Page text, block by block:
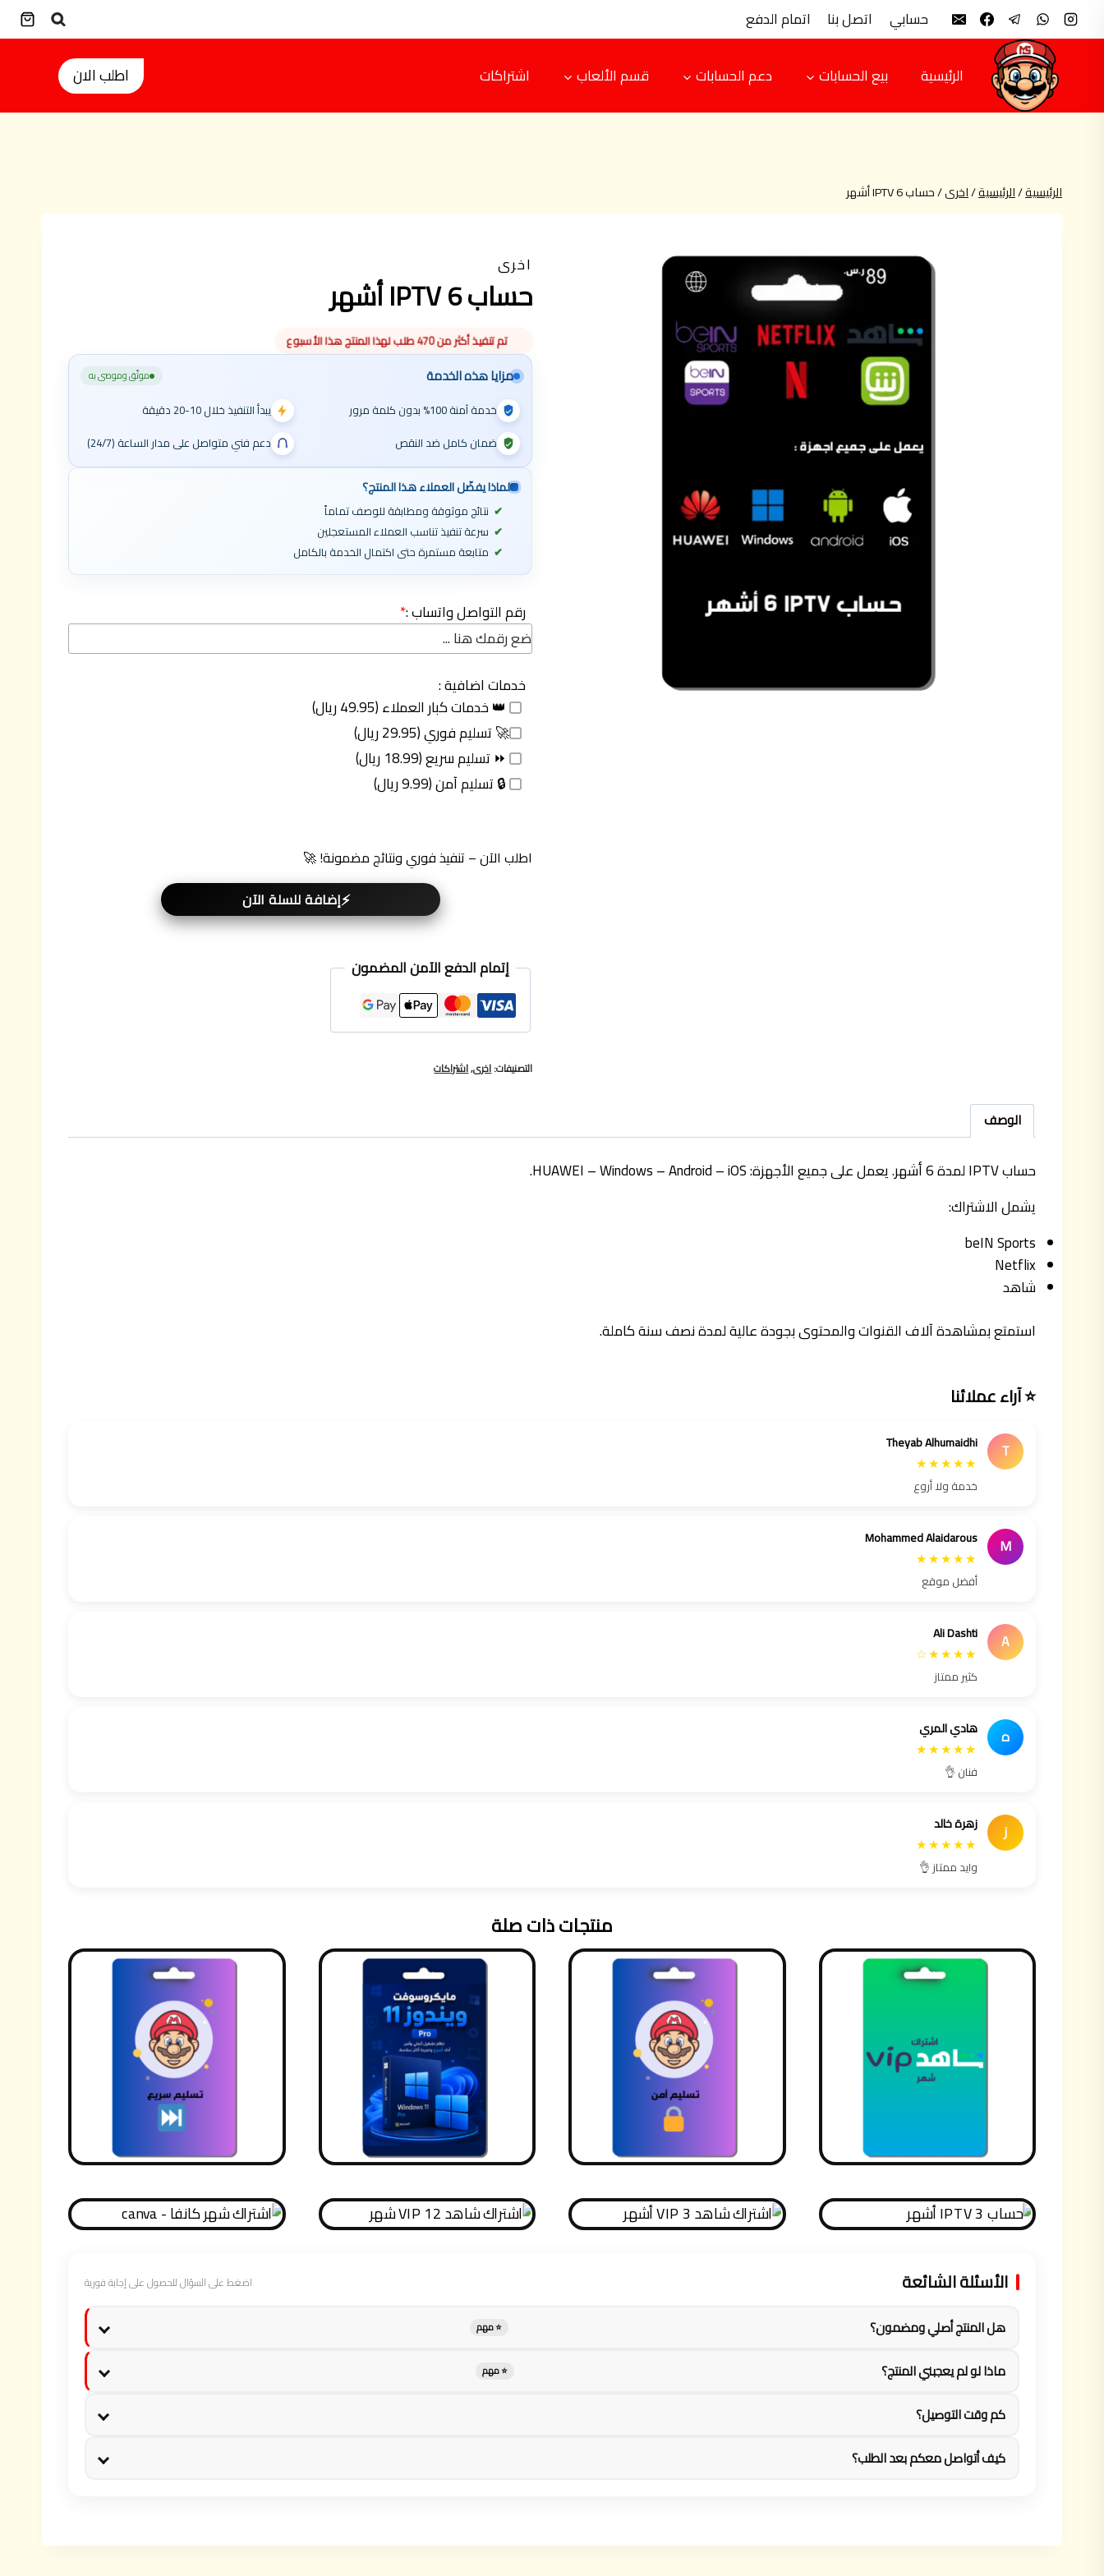
التجاوز
إلى
المحتوى
حسابي اتصل بنا اتمام الدفع
الرئيسية بيع الحسابات دعم الحسابات قسم الألعاب اشتراكات اطلب الان
الرئيسية/الرئيسية/اخرى/حساب IPTV 6 أشهر
اخرى
حساب IPTV 6 أشهر
تم تنفيذ أكثر من 470 طلب لهذا المنتج هذا الأسبوع
مزايا هذه الخدمة موثّق وموصى به
خدمة آمنة 100% بدون كلمة مرور
يبدأ التنفيذ خلال 10-20 دقيقة
ضمان كامل ضد النقص
دعم فني متواصل على مدار الساعة (24/7)
لماذا يفضّل العملاء هذا المنتج؟
نتائج موثوقة ومطابقة للوصف تماماً
سرعة تنفيذ تناسب العملاء المستعجلين
متابعة مستمرة حتى اكتمال الخدمة بالكامل
رقم التواصل واتساب :*
خدمات اضافية :
👑 خدمات كبار العملاء (49.95 ريال)
🚀 تسليم فوري (29.95 ريال)
⏩ تسليم سريع (18.99 ريال)
🔒 تسليم آمن (9.99 ريال)
اطلب الآن – تنفيذ فوري ونتائج مضمونة! 🚀
إضافة للسلة الآن
إتمام الدفع الآمن المضمون
التصنيفات:اخرى,اشتراكات
الوصف
حساب IPTV لمدة 6 أشهر. يعمل على جميع الأجهزة: HUAWEI – Windows – Android – iOS.
يشمل الاشتراك:
beIN Sports
Netflix
شاهد
استمتع بمشاهدة آلاف القنوات والمحتوى بجودة عالية لمدة نصف سنة كاملة.
⭐ آراء عملائنا
T
Theyab Alhumaidhi
★★★★★
خدمة ولا أروع
M
Mohammed Alaidarous
★★★★★
أفضل موقع
A
Ali Dashti
★★★★☆
كثير ممتاز
ه هادي المري
★★★★★
فنان 👌
ز زهرة خالد
★★★★★
وايد ممتاز 👌
منتجات ذات صلة
الأسئلة الشائعة اضغط على السؤال للحصول على إجابة فورية
هل المنتج أصلي ومضمون؟ ⭐ مهم
ماذا لو لم يعجبني المنتج؟ ⭐ مهم
كم وقت التوصيل؟
كيف أتواصل معكم بعد الطلب؟